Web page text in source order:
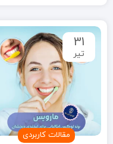
مقالات کاربردی
31
تیر